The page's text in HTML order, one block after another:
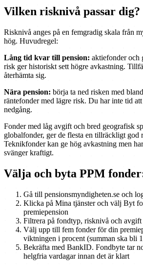
Vilken risknivå passar dig?
Risknivå anges på en femgradig skala från
hög. Huvudregel:
Lång tid kvar till pension: aktiefonder och
risk ger historiskt sett högre avkastning.
återhämta sig.
Nära pension: börja ta ned risken med
räntefonder med lägre risk. Du har inte tid
nedgång.
Fonder med låg avgift och bred geografisk
globalfonder, ger de flesta en tillräckligt god
Teknikfonder kan ge hög avkastning men
svänger kraftigt.
Välja och byta PPM
Gå till pensionsmyndigheten.se och
Klicka på Mina tjänster och välj Byt
premiepension
Filtrera på fondtyp, risknivå och avgift
Välj upp till fem fonder för din
viktningen i procent (summan ska bli
Bekräfta med BankID. Fondbyte tar
helgfria vardagar innan det är klart